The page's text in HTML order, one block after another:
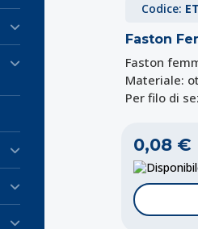
Codice:
Faston
Faston
Materiale:
Per filo di
0,08 €